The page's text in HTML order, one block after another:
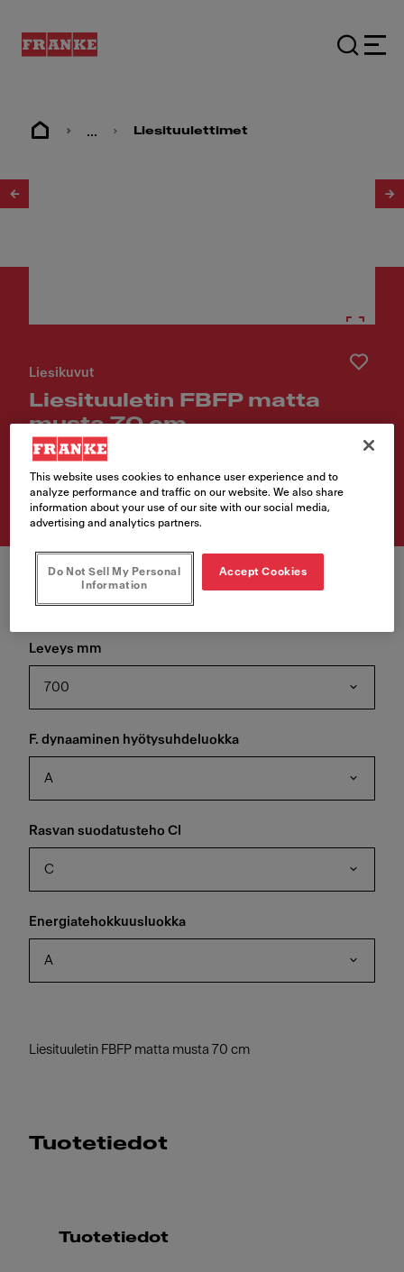
... Liesituulettimet
Liesikuvut
Liesituuletin FBFP matta
musta 70 cm
Tuotenumero
305.0665.392
Leveys mm
700
F. dynaaminen hyötysuhdeluokka
A
Rasvan suodatusteho CI
C
Energiatehokkuusluokka
A
Liesituuletin FBFP matta musta 70 cm
Tuotetiedot
Tuotetiedot
This website uses cookies to enhance user experience and to
analyze performance and traffic on our website. We also share
information about your use of our site with our social media,
advertising and analytics partners.
Do Not Sell My Personal
Information
Accept Cookies